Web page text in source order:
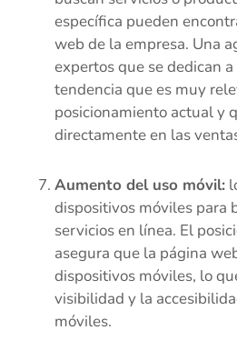
específica pueden
web de la empresa. Una
expertos que se dedican
tendencia que es muy
posicionamiento actual y
directamente en las
Aumento del uso móvil:
dispositivos móviles para
servicios en línea. El
asegura que la página
dispositivos móviles, lo
visibilidad y la
móviles.